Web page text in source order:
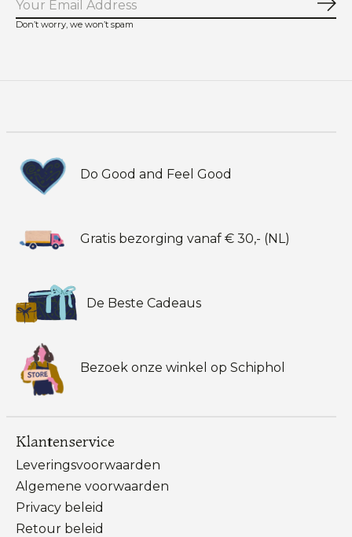
Don’t worry, we won’t spam
Do Good and Feel Good
Gratis bezorging vanaf € 30,- (NL)
De Beste Cadeaus
Bezoek onze winkel op Schiphol
Klantenservice
Leveringsvoorwaarden
Algemene voorwaarden
Privacy beleid
Retour beleid